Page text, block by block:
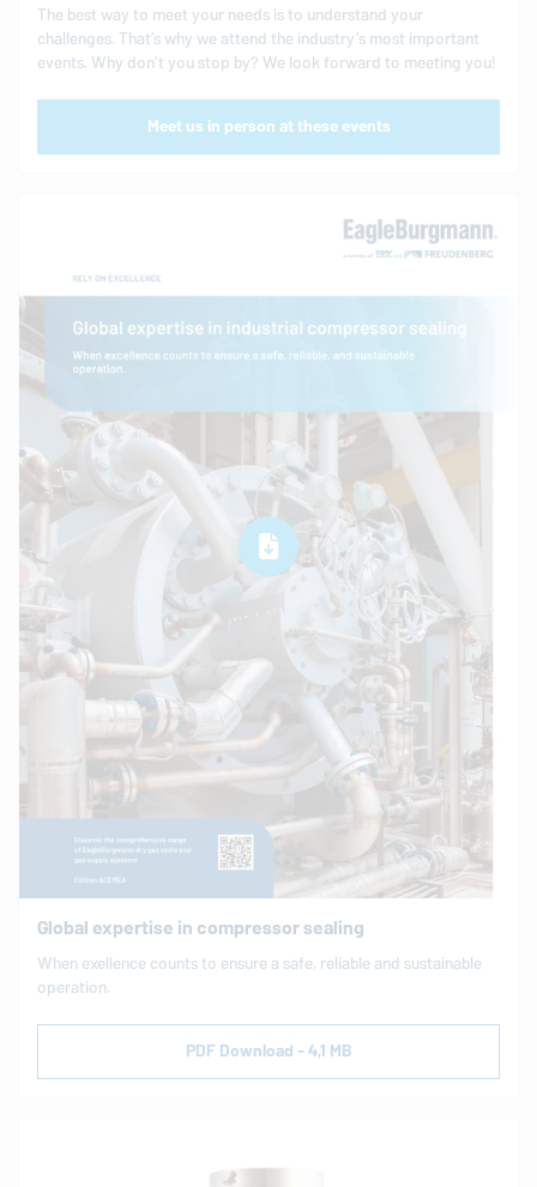
The best way to meet your needs is to understand your
challenges. That’s why we attend the industry’s most important
events. Why don’t you stop by? We look forward to meeting you!
Meet us in person at these events
Global expertise in compressor sealing
When exellence counts to ensure a safe, reliable and sustainable
operation.
PDF Download - 4,1 MB